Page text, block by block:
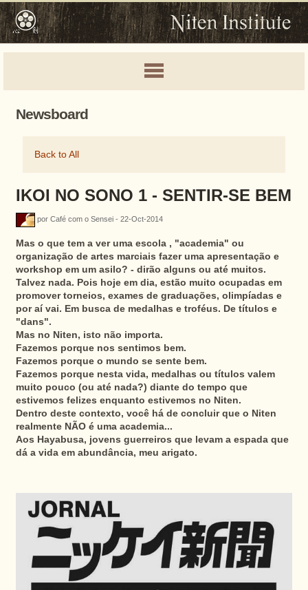
Newsboard
Back to All
IKOI NO SONO 1 - SENTIR-SE BEM
por Café com o Sensei - 22-Oct-2014
Mas o que tem a ver uma escola , "academia" ou
organização de artes marciais fazer uma apresentação e
workshop em um asilo? - dirão alguns ou até muitos.
Talvez nada. Pois hoje em dia, estão muito ocupadas em
promover torneios, exames de graduações, olimpíadas e
por aí vai. Em busca de medalhas e troféus. De títulos e
"dans".
Mas no Niten, isto não importa.
Fazemos porque nos sentimos bem.
Fazemos porque o mundo se sente bem.
Fazemos porque nesta vida, medalhas ou títulos valem
muito pouco (ou até nada?) diante do tempo que
estivemos felizes enquanto estivemos no Niten.
Dentro deste contexto, você há de concluir que o Niten
realmente NÃO é uma academia...
Aos Hayabusa, jovens guerreiros que levam a espada que
dá a vida em abundância, meu arigato.